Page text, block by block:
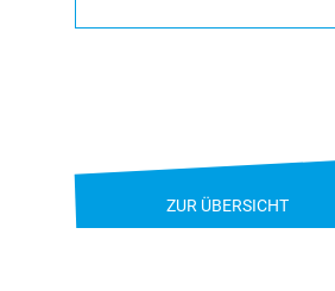
ZUR ÜBERSICHT